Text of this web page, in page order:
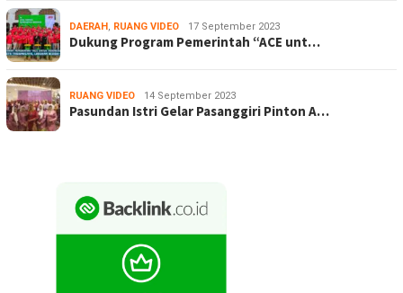
DAERAH, RUANG VIDEO 17 September 2023
Dukung Program Pemerintah “ACE unt…
RUANG VIDEO 14 September 2023
Pasundan Istri Gelar Pasanggiri Pinton A…